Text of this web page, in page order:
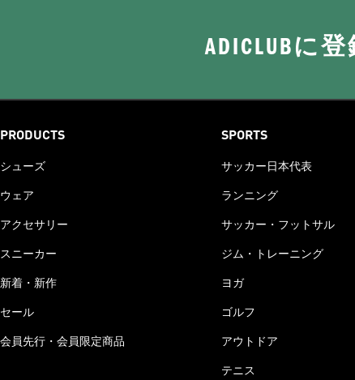
ADICLUBに
PRODUCTS
シューズ
ウェア
アクセサリー
スニーカー
新着・新作
セール
会員先行・会員限定商品
SPORTS
サッカー日本代表
ランニング
サッカー・フットサル
ジム・トレーニング
ヨガ
ゴルフ
アウトドア
テニス